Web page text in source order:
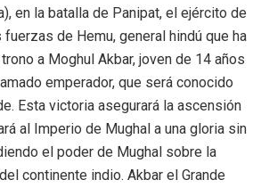
en la batalla de Panipat, el ejército de
de Hemu, general hindú que ha
a Moghul Akbar, joven de 14 años
emperador, que será conocido
Esta victoria asegurará la ascensión
al Imperio de Mughal a una gloria sin
el poder de Mughal sobre la
continente indio. Akbar el Grande